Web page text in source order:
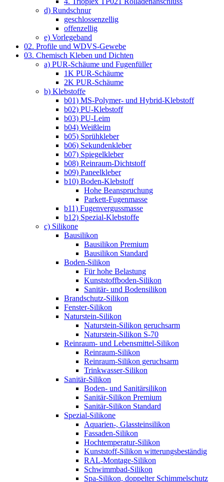
d) Rundschnur
geschlossenzellig
offenzellig
e) Vorlegeband
02. Profile und WDVS-Gewebe
03. Chemisch Kleben und Dichten
a) PUR-Schäume und Fugenfüller
1K PUR-Schäume
2K PUR-Schäume
b) Klebstoffe
b01) MS-Polymer- und Hybrid-Klebstoff
b02) PU-Klebstoff
b03) PU-Leim
b04) Weißleim
b05) Sprühkleber
b06) Sekundenkleber
b07) Spiegelkleber
b08) Reinraum-Dichtstoff
b09) Paneelkleber
b10) Boden-Klebstoff
Hohe Beanspruchung
Parkett-Fugenmasse
b11) Fugenvergussmasse
b12) Spezial-Klebstoffe
c) Silikone
Bausilikon
Bausilikon Premium
Bausilikon Standard
Boden-Silikon
Für hohe Belastung
Kunststoffboden-Silikon
Sanitär- und Bodensilikon
Brandschutz-Silikon
Fenster-Silikon
Naturstein-Silikon
Naturstein-Silikon geruchsarm
Naturstein-Silikon S-70
Reinraum- und Lebensmittel-Silikon
Reinraum-Silikon
Reinraum-Silikon geruchsarm
Trinkwasser-Silikon
Sanitär-Silikon
Boden- und Sanitärsilikon
Sanitär-Silikon Premium
Sanitär-Silikon Standard
Spezial-Silikone
Aquarien-, Glassteinsilikon
Fassaden-Silikon
Hochtemperatur-Silikon
Kunststoff-Silikon witterungsbeständig
RAL-Montage-Silikon
Schwimmbad-Silikon
Spa-Silikon, doppelter Schimmelschutz